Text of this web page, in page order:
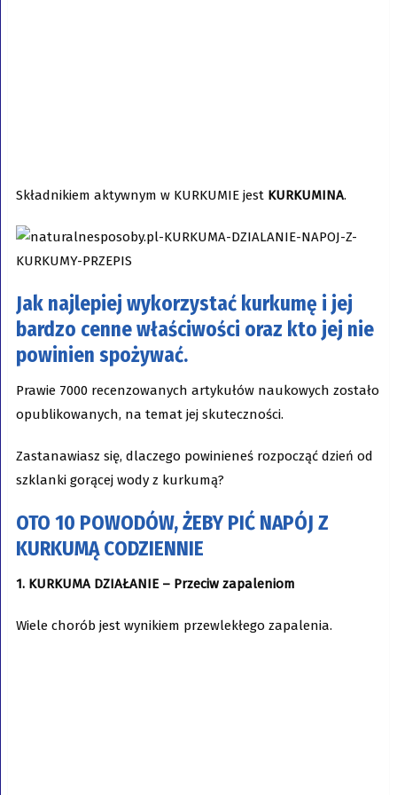
Składnikiem aktywnym w KURKUMIE jest KURKUMINA.
Jak najlepiej wykorzystać kurkumę i jej
bardzo cenne właściwości oraz kto jej nie
powinien spożywać.
Prawie 7000 recenzowanych artykułów naukowych zostało
opublikowanych, na temat jej skuteczności.
Zastanawiasz się, dlaczego powinieneś rozpocząć dzień od
szklanki gorącej wody z kurkumą?
OTO 10 POWODÓW, ŻEBY PIĆ NAPÓJ Z
KURKUMĄCODZIENNIE
1. KURKUMA DZIAŁANIE – Przeciw zapaleniom
Wiele chorób jest wynikiem przewlekłego zapalenia.